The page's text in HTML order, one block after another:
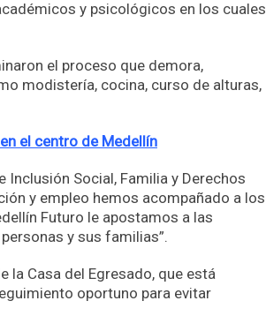
y psicológicos en los cuales
el proceso que demora,
modistería, cocina, curso de alturas,
el centro de Medellín
Inclusión Social, Familia y Derechos
y empleo hemos acompañado a los
Futuro le apostamos a las
y sus familias”.
Casa del Egresado, que está
oportuno para evitar